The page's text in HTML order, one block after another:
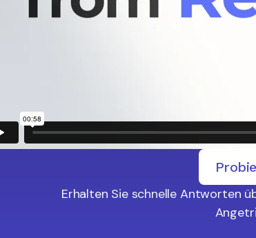
Erhalten Sie schnelle Antworten